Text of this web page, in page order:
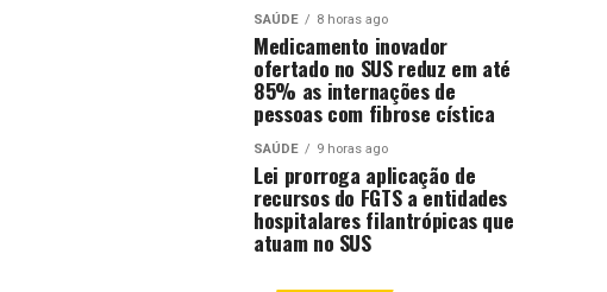
SAÚDE 8 horas ago
Medicamento inovador
ofertado no SUS reduz em até
85% as internações de
pessoas com fibrose cística
SAÚDE 9 horas ago
Lei prorroga aplicação de
recursos do FGTS a entidades
hospitalares filantrópicas que
atuam no SUS